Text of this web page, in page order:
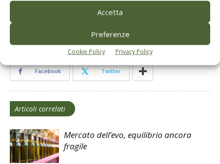
Accetta
Preferenze
Cookie Policy Privacy Policy
dati di mercato
Facebook Twitter
Articoli correlati
Mercato dell’evo, equilibrio ancora
fragile